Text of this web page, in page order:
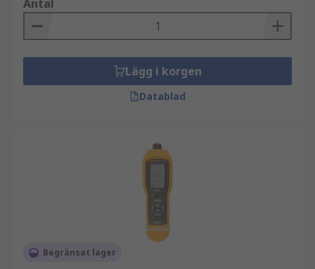
Antal
Lägg i korgen
Datablad
Begränsat lager